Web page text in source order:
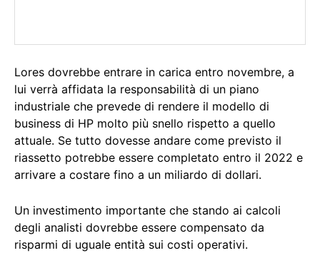
Lores dovrebbe entrare in carica entro novembre, a
lui verrà affidata la responsabilità di un piano
industriale che prevede di rendere il modello di
business di HP molto più snello rispetto a quello
attuale. Se tutto dovesse andare come previsto il
riassetto potrebbe essere completato entro il 2022 e
arrivare a costare fino a un miliardo di dollari.
Un investimento importante che stando ai calcoli
degli analisti dovrebbe essere compensato da
risparmi di uguale entità sui costi operativi.